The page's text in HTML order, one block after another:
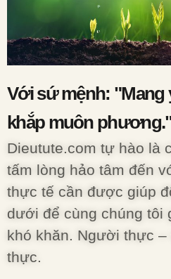
Với sứ mệnh:
khắp muôn
Dieutute.com tự hào là
tấm lòng hảo tâm đến
thực tế cần được giúp
dưới để cùng chúng tôi
khó khăn. Người thực
thực.